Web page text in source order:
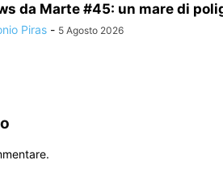
da Marte #45: un mare di
Piras - 5 Agosto 2026